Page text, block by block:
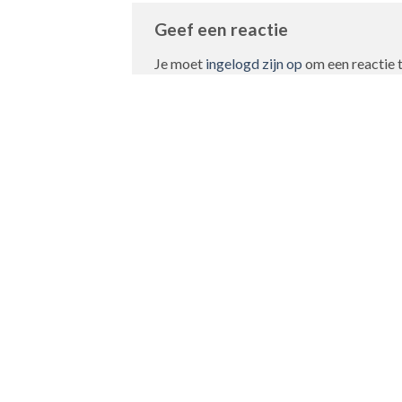
Geef een reactie
Je moet ingelogd zijn op om een reactie